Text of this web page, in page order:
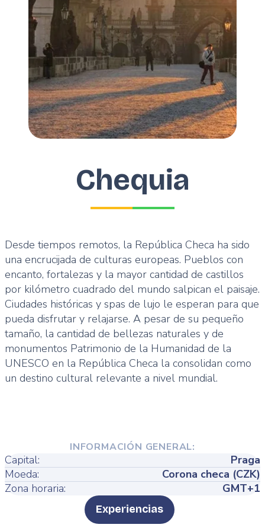
Chequia
Desde tiempos remotos, la República Checa ha sido
una encrucijada de culturas europeas. Pueblos con
encanto, fortalezas y la mayor cantidad de castillos
por kilómetro cuadrado del mundo salpican el paisaje.
Ciudades históricas y spas de lujo le esperan para que
pueda disfrutar y relajarse. A pesar de su pequeño
tamaño, la cantidad de bellezas naturales y de
monumentos Patrimonio de la Humanidad de la
UNESCO en la República Checa la consolidan como
un destino cultural relevante a nivel mundial.
INFORMACIÓN GENERAL:
Capital:
Praga
Moeda:
Corona checa (CZK)
Zona horaria:
GMT+1
TypeExperiencias